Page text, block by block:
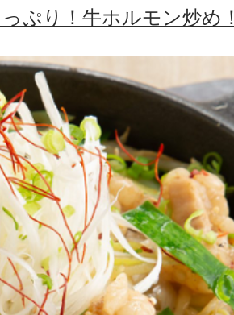
ぷり！牛ホルモン炒め！